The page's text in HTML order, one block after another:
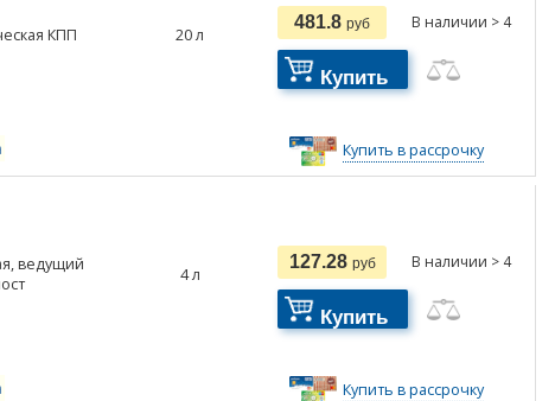
КПП 20л
481.8 руб В наличии > 4
Купить
Купить в рассрочку
ведущий
4л
127.28 руб В наличии > 4
Купить
Купить в рассрочку